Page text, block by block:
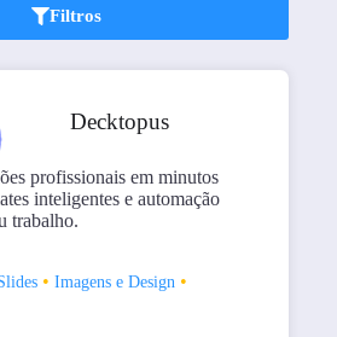
Filtros
Decktopus
profissionais em minutos
inteligentes e automação
trabalho.
• Imagens e Design •